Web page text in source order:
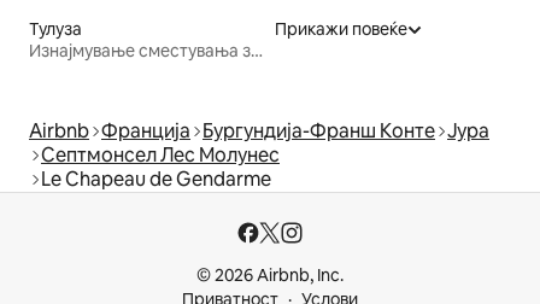
Тулуза
Изнајмување сместувања за одмор
Прикажи повеќе
Airbnb Франција Бургундија-Франш Конте Јура
Септмонсел Лес Молунес
Le Chapeau de Gendarme
© 2026 Airbnb, Inc.
Приватност
Услови